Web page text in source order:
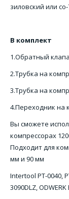
зиловский или
В комплект
1.Обратный
2.Трубка на
3.Трубка на
4.Переходник на
Вы сможете
компрессорах
Подходит для
мм и 90 мм
Intertool PT-0040,
3090DLZ,